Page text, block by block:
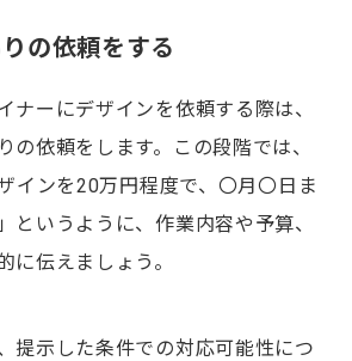
の依頼をする
ナーにデザインを依頼する際は、
の依頼をします。この段階では、
インを20万円程度で、〇月〇日ま
というように、作業内容や予算、
に伝えましょう。
提示した条件での対応可能性につ